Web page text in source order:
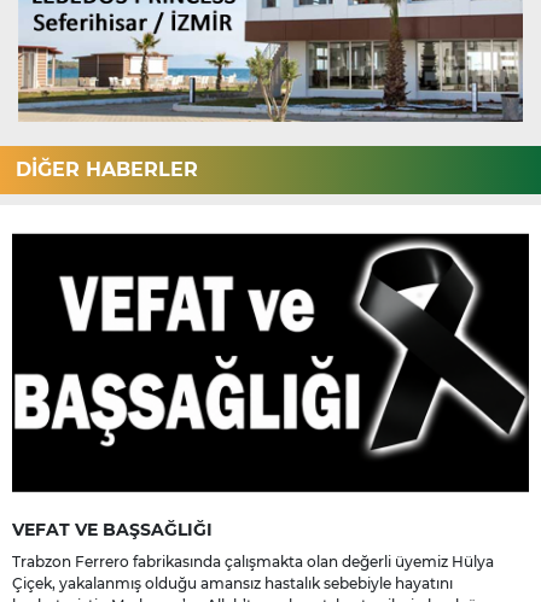
DİĞER HABERLER
VEFAT VE BAŞSAĞLIĞI
Trabzon Ferrero fabrikasında çalışmakta olan değerli üyemiz Hülya
Çiçek, yakalanmış olduğu amansız hastalık sebebiyle hayatını